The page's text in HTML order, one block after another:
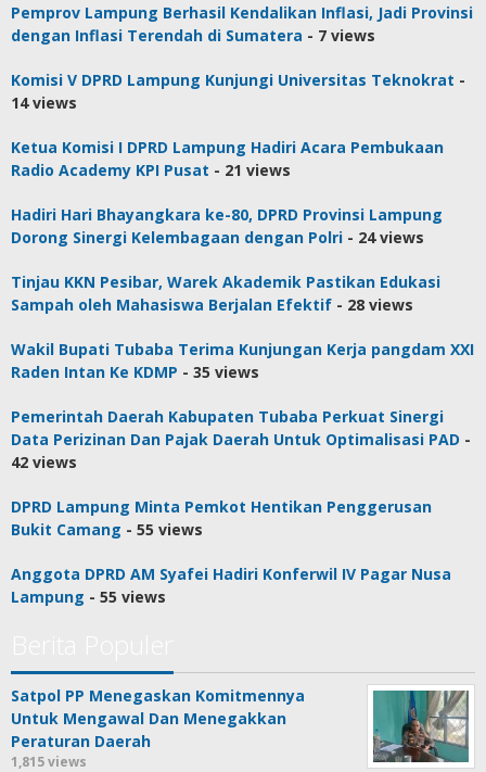
Pemprov Lampung Berhasil Kendalikan Inflasi, Jadi Provinsi
dengan Inflasi Terendah di Sumatera - 7 views
Komisi V DPRD Lampung Kunjungi Universitas Teknokrat -
14 views
Ketua Komisi I DPRD Lampung Hadiri Acara Pembukaan
Radio Academy KPI Pusat - 21 views
Hadiri Hari Bhayangkara ke-80, DPRD Provinsi Lampung
Dorong Sinergi Kelembagaan dengan Polri - 24 views
Tinjau KKN Pesibar, Warek Akademik Pastikan Edukasi
Sampah oleh Mahasiswa Berjalan Efektif - 28 views
Wakil Bupati Tubaba Terima Kunjungan Kerja pangdam XXI
Raden Intan Ke KDMP - 35 views
Pemerintah Daerah Kabupaten Tubaba Perkuat Sinergi
Data Perizinan Dan Pajak Daerah Untuk Optimalisasi PAD -
42 views
DPRD Lampung Minta Pemkot Hentikan Penggerusan
Bukit Camang - 55 views
Anggota DPRD AM Syafei Hadiri Konferwil IV Pagar Nusa
Lampung - 55 views
Satpol PP Menegaskan Komitmennya
Untuk Mengawal Dan Menegakkan
Peraturan Daerah
1,815 views